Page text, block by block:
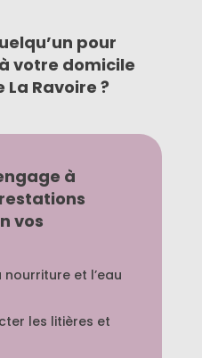
pour
votre domicile
Ravoire ?
à
vos
et l’eau
les litières et